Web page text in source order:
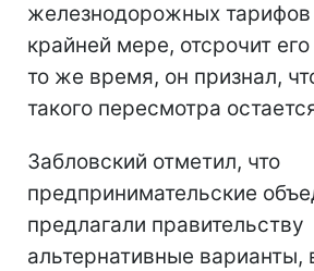
железнодорожных тарифов
крайней мере, отсрочит
то же время, он признал,
такого пересмотра
Забловский отметил, что
предпринимательские
предлагали правительству
альтернативные варианты,